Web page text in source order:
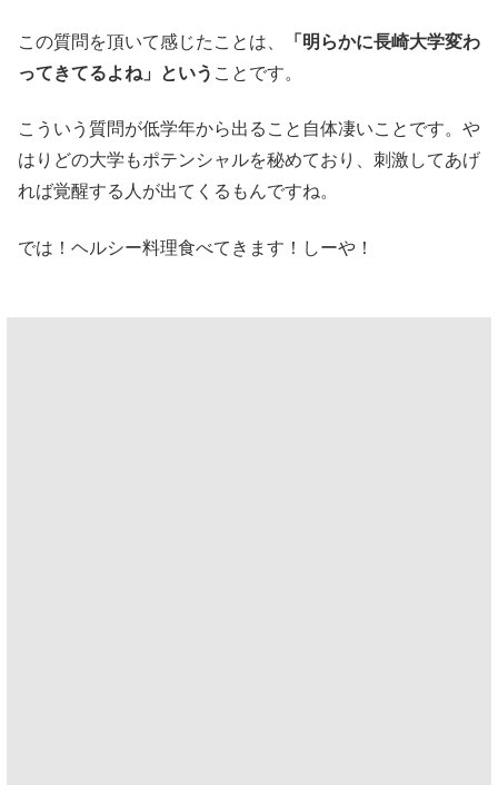
この質問を頂いて感じたことは、
「明らかに長崎大学変わ
ってきてるよね」という ことです。
こういう質問が低学年から出ること自体凄いことです。や
はりどの大学もポテンシャルを秘めており、刺激してあげ
れば覚醒する人が出てくるもんですね。
では！ヘルシー料理食べてきます！しーや！